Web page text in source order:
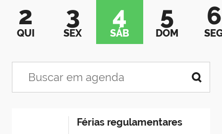
2
QUI
3
SEX
4
SÁB
5
DOM
6
Férias regulamentares